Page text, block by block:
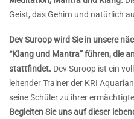
Geist, das Gehirn und natürlich
Dev Suroop wird Sie in unsere
“Klang und Mantra” führen, die
stattfindet. Dev Suroop ist ein
leitender Trainer der KRI
seine Schüler zu ihrer
Begleiten Sie uns auf dieser